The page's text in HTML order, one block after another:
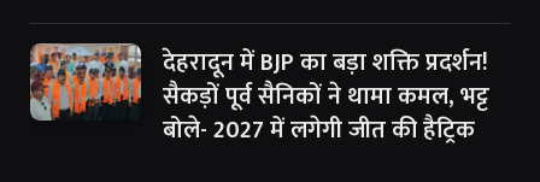
देहरादून में BJP का बड़ा शक्ति प्रदर्शन!
सैकड़ों पूर्व सैनिकों ने थामा कमल, भट्ट
बोले- 2027 में लगेगी जीत की हैट्रिक